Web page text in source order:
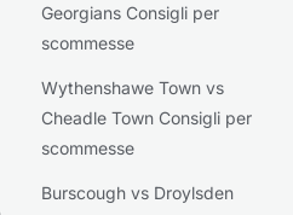
Georgians Consigli per
scommesse
Wythenshawe Town vs
Cheadle Town Consigli per
scommesse
Burscough vs Droylsden